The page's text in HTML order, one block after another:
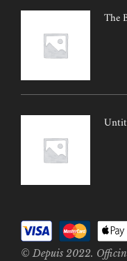
The
© Depuis 2022.